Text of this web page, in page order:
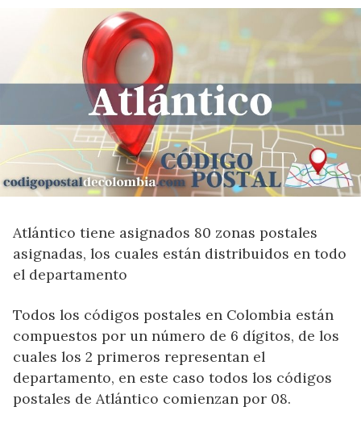
Atlántico tiene asignados 80 zonas postales
asignadas, los cuales están distribuidos en todo
el departamento
Todos los códigos postales en Colombia están
compuestos por un número de 6 dígitos, de los
cuales los 2 primeros representan el
departamento, en este caso todos los códigos
postales de Atlántico comienzan por 08.